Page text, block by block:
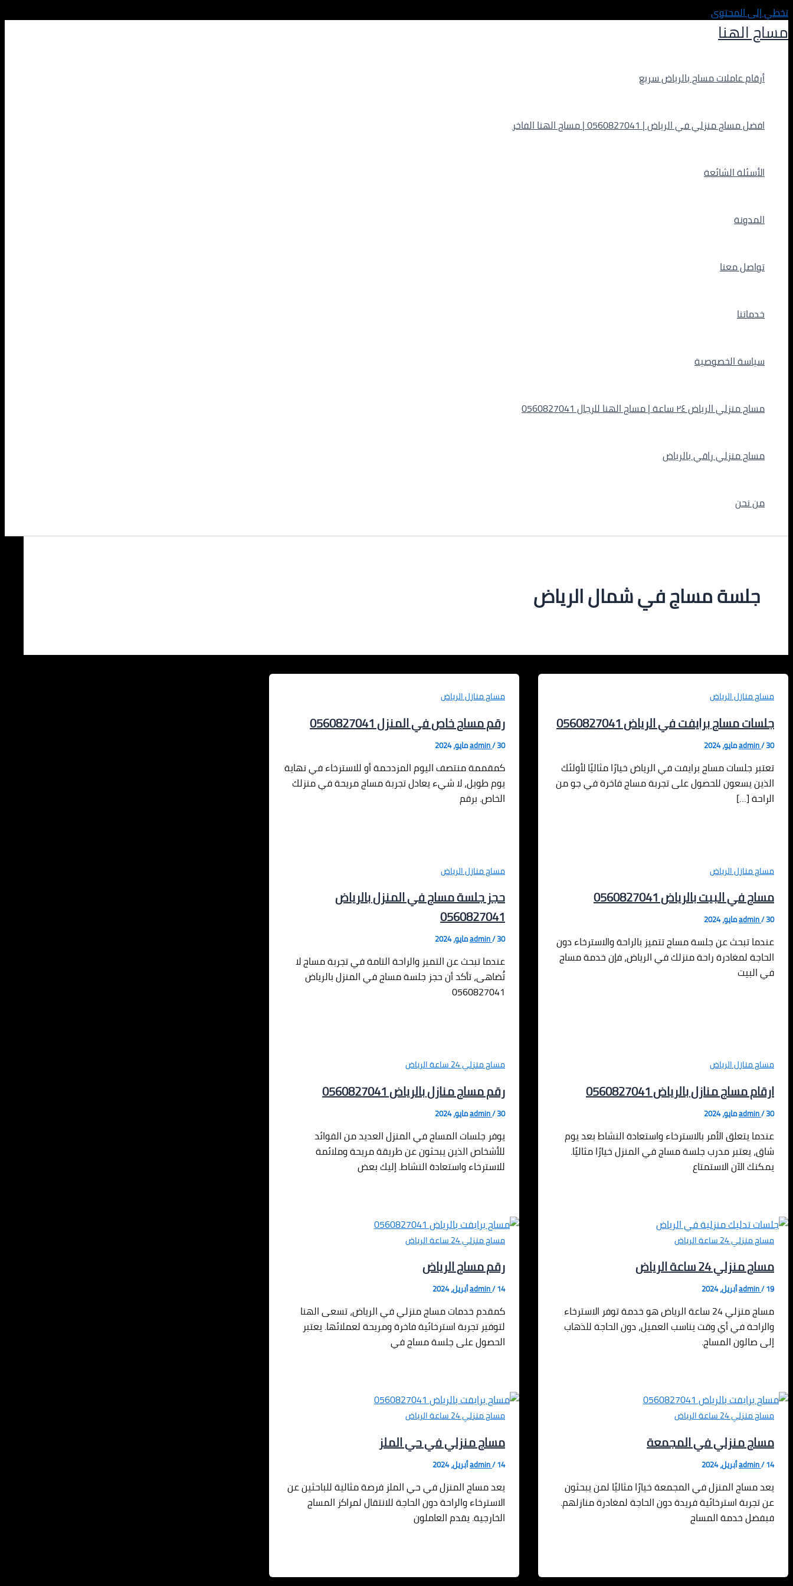
تخطي إلى المحتوى
مساج الهنا
أرقام عاملات مساج بالرياض سريع
افضل مساج منزلي في الرياض | 0560827041 | مساج الهنا الفاخر
الأسئلة الشائعة
المدونة
تواصل معنا
خدماتنا
سياسة الخصوصية
مساج منزلي الرياض ٢٤ ساعة | مساج الهنا للرجال 0560827041
مساج منزلي راقي بالرياض
من نحن
جلسة مساج في شمال الرياض
مساج منازل الرياض
جلسات مساج برايفت في الرياض 0560827041
admin/30 مايو، 2024
تعتبر جلسات مساج برايفت في الرياض خيارًا مثاليًا لأولئك
الذين يسعون للحصول على تجربة مساج فاخرة في جو من
الراحة […]
مساج منازل الرياض
رقم مساج خاص في المنزل 0560827041
admin/30 مايو، 2024
كمقممة منتصف اليوم المزدحمة أو للاسترخاء في نهاية
يوم طويل، لا شيء يعادل تجربة مساج مريحة في منزلك
الخاص. برقم
مساج منازل الرياض
مساج في البيت بالرياض 0560827041
admin/30 مايو، 2024
عندما تبحث عن جلسة مساج تتميز بالراحة والاسترخاء دون
الحاجة لمغادرة راحة منزلك في الرياض، فإن خدمة مساج
في البيت
مساج منازل الرياض
حجز جلسة مساج في المنزل بالرياض
0560827041
admin/30 مايو، 2024
عندما تبحث عن التميز والراحة التامة في تجربة مساج لا
تُضاهى، تأكد أن حجز جلسة مساج في المنزل بالرياض
0560827041
مساج منازل الرياض
ارقام مساج منازل بالرياض 0560827041
admin/30 مايو، 2024
عندما يتعلق الأمر بالاسترخاء واستعادة النشاط بعد يوم
شاق، يعتبر مدرب جلسة مساج في المنزل خيارًا مثاليًا.
يمكنك الآن الاستمتاع
مساج منزلي 24 ساعة الرياض
رقم مساج منازل بالرياض 0560827041
admin/30 مايو، 2024
يوفر جلسات المساج في المنزل العديد من الفوائد
للأشخاص الذين يبحثون عن طريقة مريحة وملائمة
للاسترخاء واستعادة النشاط. إليك بعض
مساج منزلي 24 ساعة الرياض
مساج منزلي 24 ساعة الرياض
admin/19 أبريل، 2024
مساج منزلي 24 ساعة الرياض هو خدمة توفر الاسترخاء
والراحة في أي وقت يناسب العميل، دون الحاجة للذهاب
إلى صالون المساج.
مساج منزلي 24 ساعة الرياض
رقم مساج الرياض
admin/14 أبريل، 2024
كمقدم خدمات مساج منزلي في الرياض، تسعى الهنا
لتوفير تجربة استرخائية فاخرة ومريحة لعملائها. يعتبر
الحصول على جلسة مساج في
مساج منزلي 24 ساعة الرياض
مساج منزلي في المجمعة
admin/14 أبريل، 2024
يعد مساج المنزل في المجمعة خيارًا مثاليًا لمن يبحثون
عن تجربة استرخائية فريدة دون الحاجة لمغادرة منازلهم.
فبفضل خدمة المساج
مساج منزلي 24 ساعة الرياض
مساج منزلي في حي الملز
admin/14 أبريل، 2024
يعد مساج المنزل في حي الملز فرصة مثالية للباحثين عن
الاسترخاء والراحة دون الحاجة للانتقال لمراكز المساج
الخارجية. يقدم العاملون